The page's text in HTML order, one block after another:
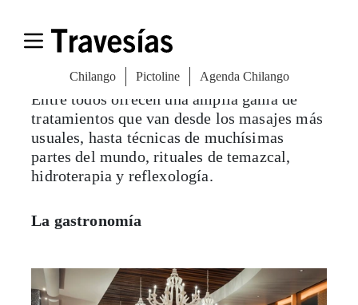
Entre todos ofrecen una amplia gama de
tratamientos que van desde los masajes más
usuales, hasta técnicas de muchísimas
partes del mundo, rituales de temazcal,
hidroterapia y reflexología.
La gastronomía